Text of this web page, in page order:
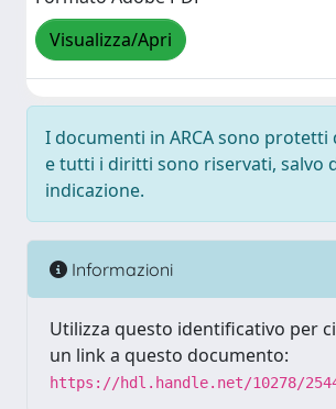
Visualizza/Apri
I documenti in ARCA sono
e tutti i diritti sono riservati, salvo
indicazione.
Informazioni
Utilizza questo identificativo per
un link a questo documento:
https://hdl.handle.net/10278/